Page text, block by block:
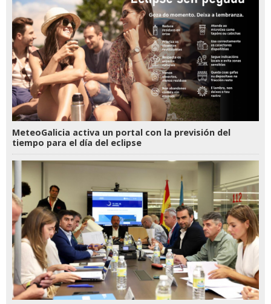
MeteoGalicia activa un portal con la previsión del
tiempo para el día del eclipse